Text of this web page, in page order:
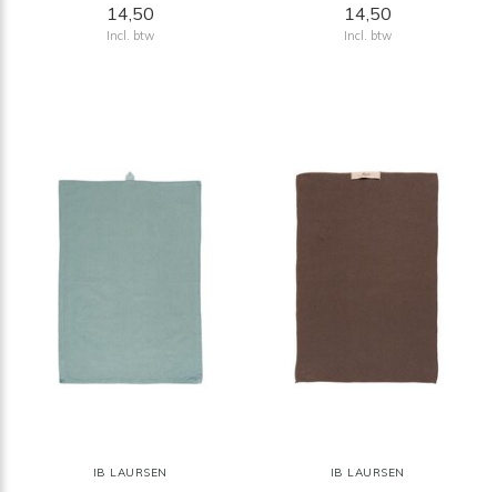
14,50
Incl. btw
14,50
Incl. btw
IB LAURSEN IB LAURSEN